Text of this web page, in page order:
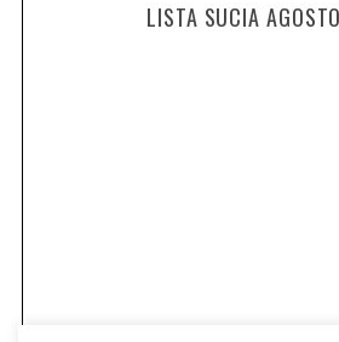
LISTA SUCIA